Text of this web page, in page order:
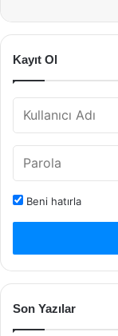
Kayıt Ol
Beni hatırla
Son Yazılar